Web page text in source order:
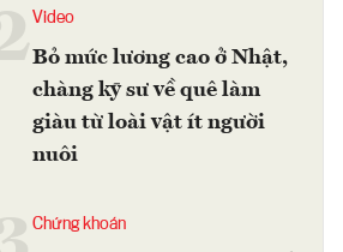
2Video
Bỏ mức lương cao ở Nhật,
chàng kỹ sư về quê làm
giàu từ loài vật ít người
nuôi
Chứng khoán